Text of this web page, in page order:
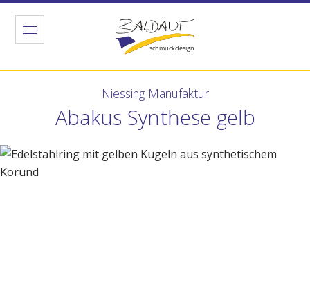
Niessing Manufaktur
Abakus Synthese gelb